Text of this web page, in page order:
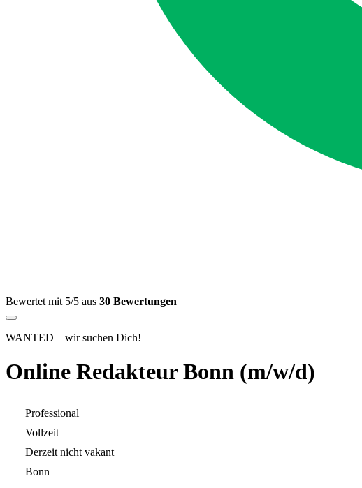
Bewertet mit 5/5 aus 30 Bewertungen
WANTED – wir suchen Dich!
Online Redakteur Bonn (m/w/d)
Professional
Vollzeit
Derzeit nicht vakant
Bonn